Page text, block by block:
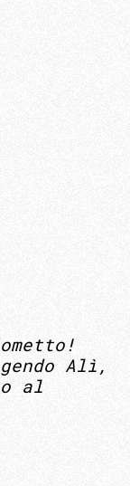
Alì,
al